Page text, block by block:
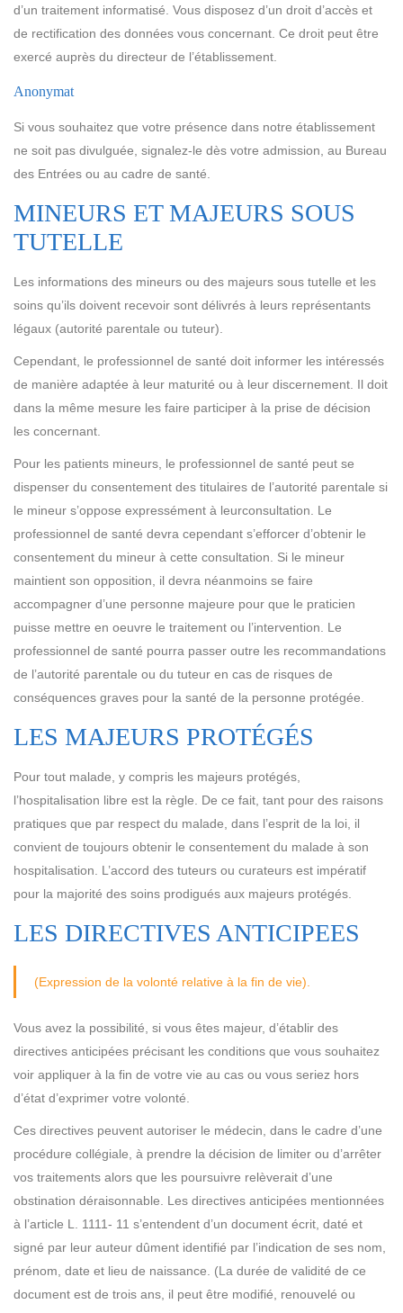
d’un traitement informatisé. Vous disposez d’un droit d’accès et
de rectification des données vous concernant. Ce droit peut être
exercé auprès du directeur de l’établissement.
Anonymat
Si vous souhaitez que votre présence dans notre établissement
ne soit pas divulguée, signalez-le dès votre admission, au Bureau
des Entrées ou au cadre de santé.
MINEURS ET MAJEURS SOUS
TUTELLE
Les informations des mineurs ou des majeurs sous tutelle et les
soins qu’ils doivent recevoir sont délivrés à leurs représentants
légaux (autorité parentale ou tuteur).
Cependant, le professionnel de santé doit informer les intéressés
de manière adaptée à leur maturité ou à leur discernement. Il doit
dans la même mesure les faire participer à la prise de décision
les concernant.
Pour les patients mineurs, le professionnel de santé peut se
dispenser du consentement des titulaires de l’autorité parentale si
le mineur s’oppose expressément à leurconsultation. Le
professionnel de santé devra cependant s’efforcer d’obtenir le
consentement du mineur à cette consultation. Si le mineur
maintient son opposition, il devra néanmoins se faire
accompagner d’une personne majeure pour que le praticien
puisse mettre en oeuvre le traitement ou l’intervention. Le
professionnel de santé pourra passer outre les recommandations
de l’autorité parentale ou du tuteur en cas de risques de
conséquences graves pour la santé de la personne protégée.
LES MAJEURS PROTÉGÉS
Pour tout malade, y compris les majeurs protégés,
l’hospitalisation libre est la règle. De ce fait, tant pour des raisons
pratiques que par respect du malade, dans l’esprit de la loi, il
convient de toujours obtenir le consentement du malade à son
hospitalisation. L’accord des tuteurs ou curateurs est impératif
pour la majorité des soins prodigués aux majeurs protégés.
LES DIRECTIVES ANTICIPEES
(Expression de la volonté relative à la fin de vie).
Vous avez la possibilité, si vous êtes majeur, d’établir des
directives anticipées précisant les conditions que vous souhaitez
voir appliquer à la fin de votre vie au cas ou vous seriez hors
d’état d’exprimer votre volonté.
Ces directives peuvent autoriser le médecin, dans le cadre d’une
procédure collégiale, à prendre la décision de limiter ou d’arrêter
vos traitements alors que les poursuivre relèverait d’une
obstination déraisonnable. Les directives anticipées mentionnées
à l’article L. 1111- 11 s’entendent d’un document écrit, daté et
signé par leur auteur dûment identifié par l’indication de ses nom,
prénom, date et lieu de naissance. (La durée de validité de ce
document est de trois ans, il peut être modifié, renouvelé ou